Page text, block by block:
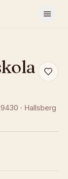
· Hallsberg